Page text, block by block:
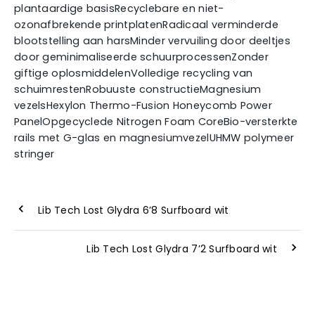
plantaardige basisRecyclebare en niet-
ozonafbrekende printplatenRadicaal verminderde
blootstelling aan harsMinder vervuiling door deeltjes
door geminimaliseerde schuurprocessenZonder
giftige oplosmiddelenVolledige recycling van
schuimrestenRobuuste constructieMagnesium
vezelsHexylon Thermo-Fusion Honeycomb Power
PanelOpgecyclede Nitrogen Foam CoreBio-versterkte
rails met G-glas en magnesiumvezelUHMW polymeer
stringer
Lib Tech Lost Glydra 6’8 Surfboard wit
Lib Tech Lost Glydra 7’2 Surfboard wit